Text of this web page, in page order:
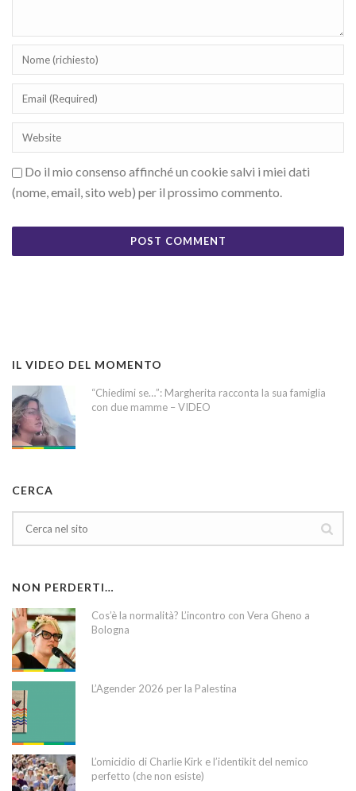
Do il mio consenso affinché un cookie salvi i miei dati
(nome, email, sito web) per il prossimo commento.
IL VIDEO DEL MOMENTO
“Chiedimi se…”: Margherita racconta la sua famiglia
con due mamme – VIDEO
CERCA
NON PERDERTI…
Cos’è la normalità? L’incontro con Vera Gheno a
Bologna
L’Agender 2026 per la Palestina
L’omicidio di Charlie Kirk e l’identikit del nemico
perfetto (che non esiste)